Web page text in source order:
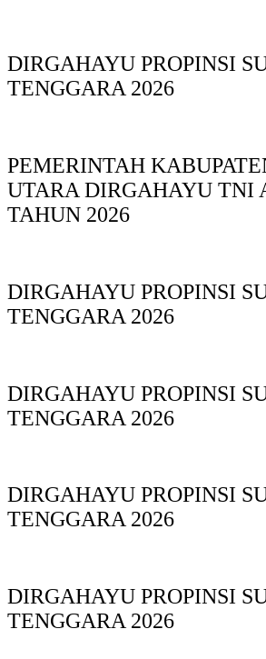
DIRGAHAYU PROPINSI
TENGGARA 2026
PEMERINTAH
UTARA DIRGAHAYU TNI
TAHUN 2026
DIRGAHAYU PROPINSI
TENGGARA 2026
DIRGAHAYU PROPINSI
TENGGARA 2026
DIRGAHAYU PROPINSI
TENGGARA 2026
DIRGAHAYU PROPINSI
TENGGARA 2026